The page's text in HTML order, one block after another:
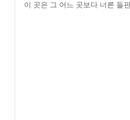
이 곳은 그 어느 곳보다 너른 들